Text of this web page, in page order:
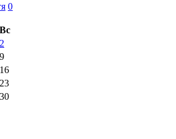
0
Вс
2
9
16
23
30